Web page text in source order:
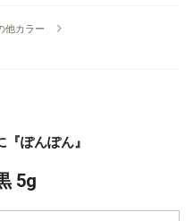
他カラー
ぽんぽん』
5g